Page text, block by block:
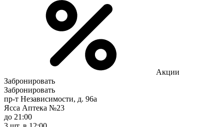
Акции
Забронировать
Забронировать
пр-т Независимости, д. 96а
Ясса Аптека №23
до 21:00